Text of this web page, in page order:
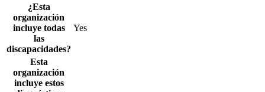
¿Esta
organización
incluye todas
las
discapacidades?
Yes
Esta
organización
incluye estos